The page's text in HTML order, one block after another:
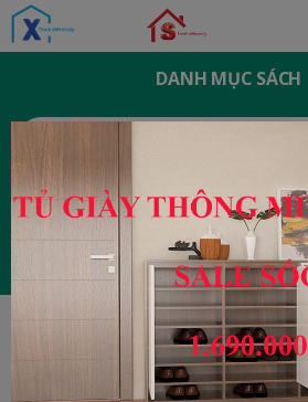
DANH MỤC SÁCH
T
M
I
M
Đăng ký
HOME Tâm Lý - Kỹ Năng Sống
Dạy Con Trên Bàn Ăn